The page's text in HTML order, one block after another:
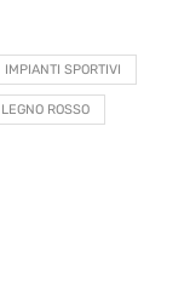
IMPIANTI SPORTIVI
ROSSO